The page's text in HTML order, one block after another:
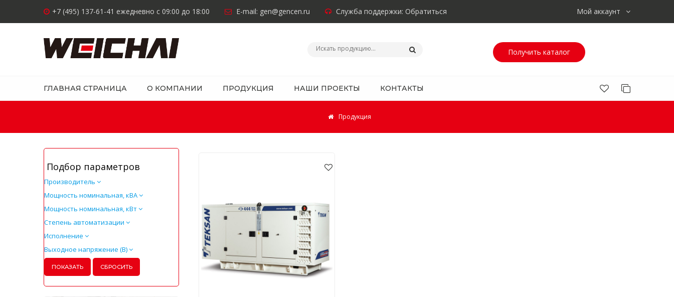
Мой аккаунт
+7 (495) 137-61-41 ежедневно с 09:00 до 18:00 E-mail: gen@gencen.ru Служба поддержки: Обратиться
Получить каталог
ГЛАВНАЯ СТРАНИЦА О КОМПАНИИ ПРОДУКЦИЯ НАШИ ПРОЕКТЫ КОНТАКТЫ
Продукция
Подбор параметров
Производитель
Мощность номинальная, кВА
Мощность номинальная, кВт
Степень автоматизации
Исполнение
Выходное напряжение (В)